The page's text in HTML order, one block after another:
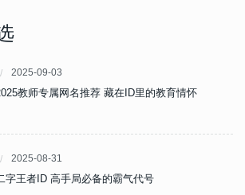
2025-09-03
教师专属网名推荐 藏在ID里的教育情怀
2025-08-31
字王者ID 高手局必备的霸气代号